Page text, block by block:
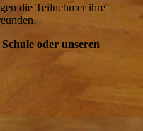
die Teilnehmer ihre
oder unseren